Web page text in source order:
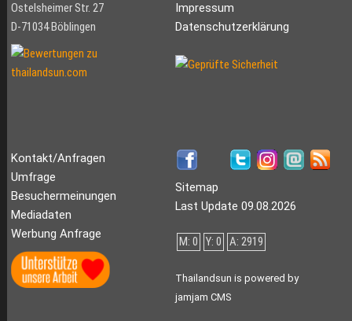
Ostelsheimer Str. 27
D-71034 Böblingen
Impressum
Datenschutzerklärung
Kontakt/Anfragen
Umfrage
Besuchermeinungen
Mediadaten
Werbung Anfrage
Sitemap
Last Update 09.08.2026
M: 0 Y: 0 A: 2919
Thailandsun is powered by
jamjam CMS